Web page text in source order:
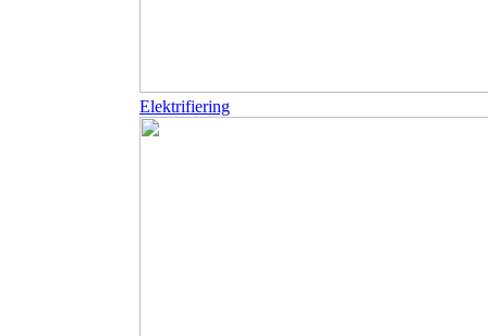
Elektrifiering